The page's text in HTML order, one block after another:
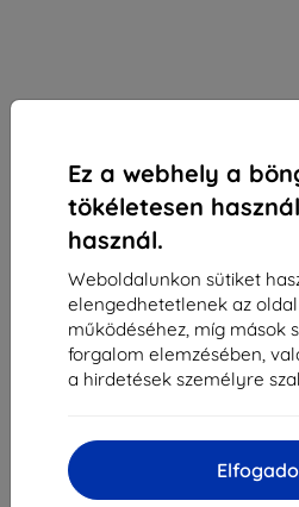
Ez a webhely a
tökéletesen
használ.
Weboldalunkon sütiket
elengedhetetlenek az
működéséhez, míg mások
forgalom elemzésében,
a hirdetések személyre
3mk Silky Matt Privacy
Alkalmas: Realme 14 Pro+
5 089 Ft
4 580 Ft
Ár ÁFA nelkül